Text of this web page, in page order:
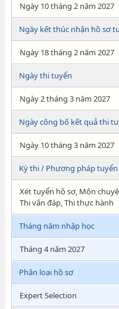
Ngày 10 tháng 2 năm 2027
Ngày kết thúc nhận hồ sơ
Ngày 18 tháng 2 năm 2027
Ngày thi tuyển
Ngày 2 tháng 3 năm 2027
Ngày công bố kết quả thi
Ngày 10 tháng 3 năm 2027
Kỳ thi / Phương pháp
Xét tuyển hồ sơ, Môn
Thi vấn đáp, Thi thực hành
Tháng năm nhập học
Tháng 4 năm 2027
Phân loại hồ sơ
Expert Selection